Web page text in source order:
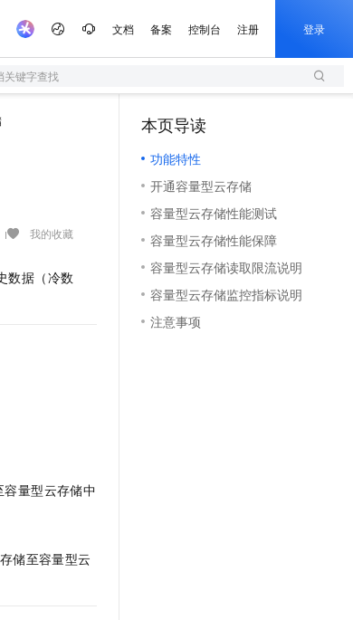
文档 备案 控制台 注册 登录
关键字查找
我的收藏
数据（冷数
量型云存储中
储至容量型云
本页导读
功能特性
开通容量型云存储
容量型云存储性能测试
容量型云存储性能保障
容量型云存储读取限流说明
容量型云存储监控指标说明
注意事项
视频
语音识别与合成
Qwen3-TTS-Flash
离线语音合成大模型，多语言方言自适应，低延迟高稳定
平台
轻量应用服务器
数字证书管理服务（原SSL证书）
实现全站HTTPS，呈现可信的WEB访问
国内短信简单易用，安全可靠，秒级触达，全球覆盖200+国家和地区。
大数据开发治理平台 DataWorks
从聊天伙伴进化为能主动干活的本地数字员工
站
一句话生成原生可编辑精美 PPT 文稿
输入一句话想法, 轻松生成专业的 PPT
一键部署幻兽帕鲁游戏服务器
一键购买专属联机服务器，轻松开启游戏
漫剧工坊：一站式动画创作平台
快速生产连贯的高质量长漫剧
10 分钟搭建微信、支付宝小程序
高效部署网站，快速应用到小程序
造优质广告素材
客服更高效、服务更出色。
AI 活动
AI 生产力先锋
先锋实践拓展 AI 生产力的边界
飞天发布时刻
所见，即是所愿
AI 实训营
从基础到进阶，Agent 创客手把手教你
创新加速
阿里云 OPC 创新助力计划
Token 补贴，五大权
益加速 OPC 成功
专业服务
公司注册
上云迁移
代维服务
ISV 合作
服务伙伴合作计划
Al MaaS 服务伙伴赋能合作
伙伴信用分合作计划
更多支持
合作伙伴培训与认证
查询合作伙伴
登录合作伙伴管理后台
开发者社区
镜像站
我要反馈
我要建议
加入我们
校园招聘